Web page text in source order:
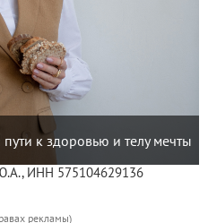
к здоровью и телу мечты
ИНН 575104629136
рекламы)